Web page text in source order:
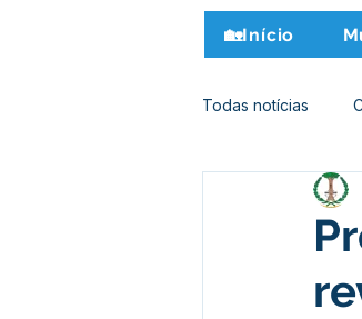
🏡Início
Todas notícias
Agricultura e
Institucional e